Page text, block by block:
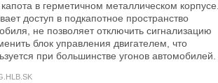
в герметичном металлическом корпусе.
доступ в подкапотное пространство
не позволяет отключить сигнализацию
блок управления двигателем, что
при большинстве угонов автомобилей.